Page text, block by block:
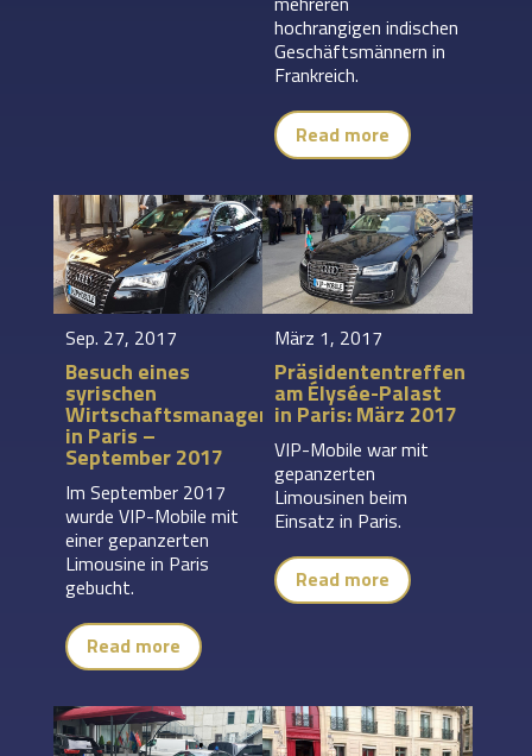
hochrangigen indischen
Geschäftsmännern in
Frankreich.
Read more
Sep. 27, 2017
Besuch eines
syrischen
Wirtschaftsmanagers
in Paris –
September 2017
Im September 2017
wurde VIP-Mobile mit
einer gepanzerten
Limousine in Paris
gebucht.
Read more
März 1, 2017
Präsidententreffen
am Élysée-Palast
in Paris: März 2017
VIP-Mobile war mit
gepanzerten
Limousinen beim
Einsatz in Paris.
Read more